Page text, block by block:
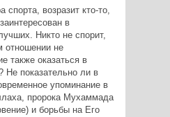
спорта, возразит кто-то,
в
Никто не спорит,
отношении не
также оказаться в
Не показательно ли в
упоминание в
пророка Мухаммада
и борьбы на Его